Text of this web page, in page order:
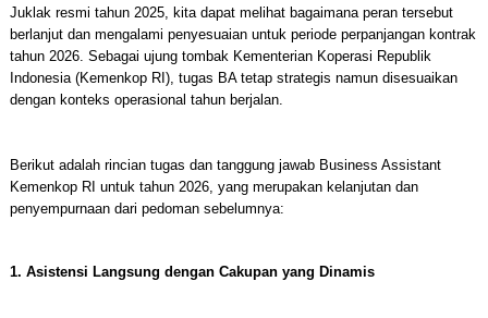
Juklak resmi tahun 2025, kita dapat melihat bagaimana peran tersebut
berlanjut dan mengalami penyesuaian untuk periode perpanjangan kontrak
tahun 2026. Sebagai ujung tombak Kementerian Koperasi Republik
Indonesia (Kemenkop RI), tugas BA tetap strategis namun disesuaikan
dengan konteks operasional tahun berjalan.
Berikut adalah rincian tugas dan tanggung jawab Business Assistant
Kemenkop RI untuk tahun 2026, yang merupakan kelanjutan dan
penyempurnaan dari pedoman sebelumnya:
1. Asistensi Langsung dengan Cakupan yang Dinamis